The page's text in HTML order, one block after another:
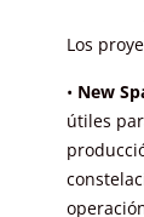
Los
• New
útiles